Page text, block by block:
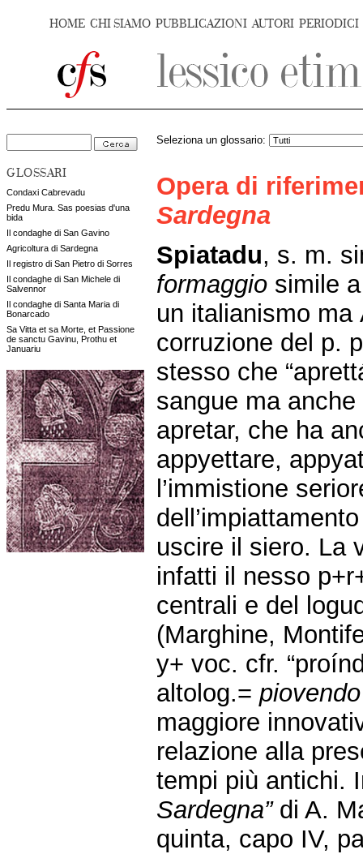
HOME CHI SIAMO PUBBLICAZIONI AUTORI PERIODICI
GLOSSARI
Condaxi Cabrevadu
Predu Mura. Sas poesias d'una
bida
Il condaghe di San Gavino
Agricoltura di Sardegna
Il registro di San Pietro di Sorres
Il condaghe di San Michele di
Salvennor
Il condaghe di Santa Maria di
Bonarcado
Sa Vitta et sa Morte, et Passione
de sanctu Gavinu, Prothu et
Januariu
Seleziona un glossario:
Opera di
Sardegna
Spiatadu, s. m.
formaggio simile
un italianismo ma
corruzione del p.
stesso che
sangue ma
apretar, che ha
appyettare,
l’immistione
uscire il siero. La
infatti il nesso
centrali e del
(Marghine,
y+ voc. cfr.
altolog.= piovendo
maggiore
relazione alla
tempi più antichi.
Sardegna”di A.
quinta, capo IV,